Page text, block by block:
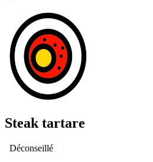
Steak tartare
Déconseillé